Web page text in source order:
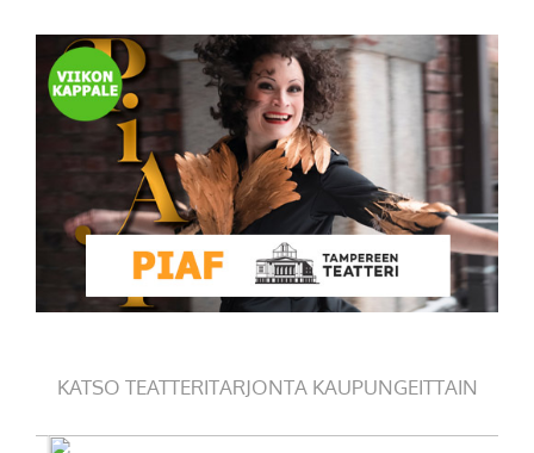
KATSO TEATTERITARJONTA KAUPUNGEITTAIN